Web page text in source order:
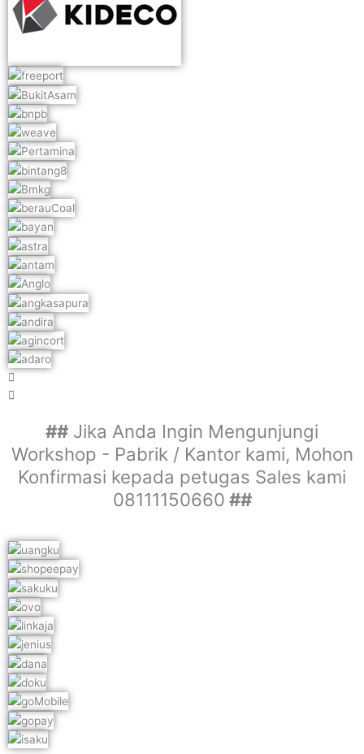
## Jika Anda Ingin Mengunjungi
Workshop - Pabrik / Kantor kami, Mohon
Konfirmasi kepada petugas Sales kami
08111150660 ##